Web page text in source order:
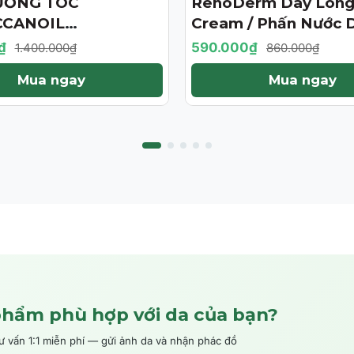
125ML (PHIÊN
HẠN)
1.400.000₫
Mua ngay
Cream / Phấn Nước
Da Chống Nắng-
Tự Nhiên
590.000₫ 860.000₫
Mua ngay
phù hợp với da của bạn?
vấn 1:1 miễn phí — gửi ảnh da và nhận phác đồ